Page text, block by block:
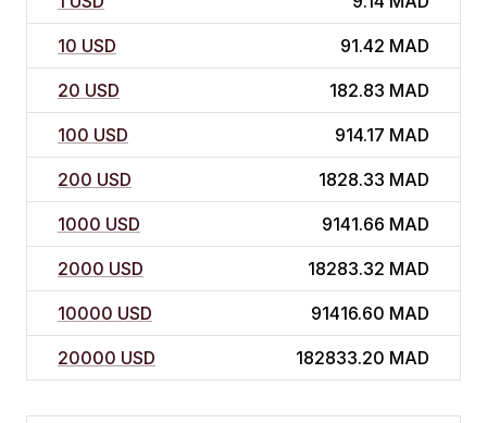
10 USD 91.42 MAD
20 USD 182.83 MAD
100 USD 914.17 MAD
200 USD 1828.33 MAD
1000 USD 9141.66 MAD
2000 USD 18283.32 MAD
10000 USD 91416.60 MAD
20000 USD 182833.20 MAD